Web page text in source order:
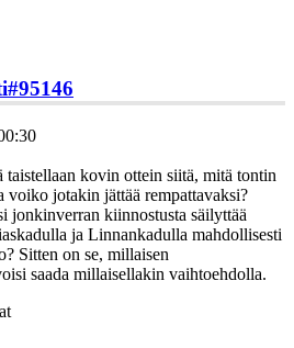
#95146
taistellaan kovin ottein siitä, mitä tontin
voiko jotakin jättää rempattavaksi?
jonkinverran kiinnostusta säilyttää
ja Linnankadulla mahdollisesti
Sitten on se, millaisen
saada millaisellakin vaihtoehdolla.